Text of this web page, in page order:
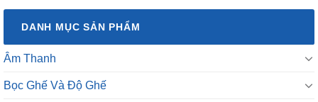
DANH MỤC SẢN PHẨM
Âm Thanh
Bọc Ghế Và Độ Ghế